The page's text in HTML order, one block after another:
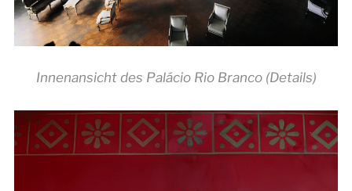
Innenansicht des Palácio Rio Branco (Details)